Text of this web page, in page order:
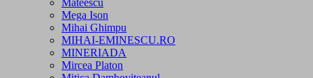
Mateescu
Mega Ison
Mihai Ghimpu
MIHAI-EMINESCU.RO
MINERIADA
Mircea Platon